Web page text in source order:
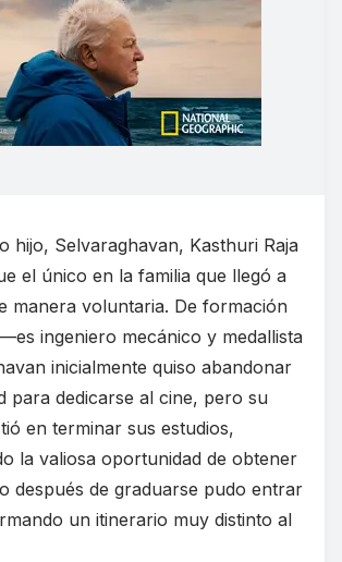
hijo, Selvaraghavan, Kasthuri Raja
el único en la familia que llegó a
manera voluntaria. De formación
ingeniero mecánico y medallista
inicialmente quiso abandonar
para dedicarse al cine, pero su
en terminar sus estudios,
la valiosa oportunidad de obtener
después de graduarse pudo entrar
un itinerario muy distinto al